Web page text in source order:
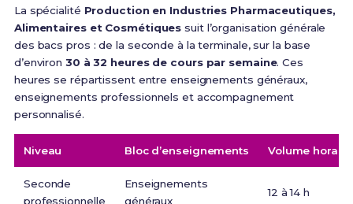
La spécialité Production en Industries Pharmaceutiques,
Alimentaires et Cosmétiques suit l’organisation générale
des bacs pros : de la seconde à la terminale, sur la base
d’environ 30 à 32 heures de cours par semaine. Ces
heures se répartissent entre enseignements généraux,
enseignements professionnels et accompagnement
personnalisé.
Niveau Bloc d’enseignements Volume
Seconde
professionnelle
Enseignements
généraux
12 à 14 h